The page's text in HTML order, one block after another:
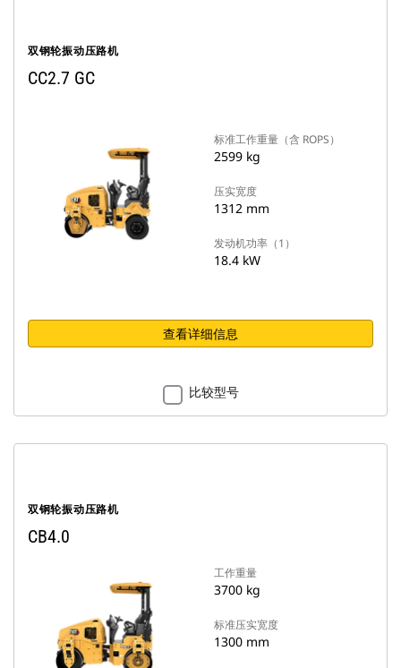
双钢轮振动压路机
CC2.7 GC
标准工作重量（含 ROPS）
2599 kg
压实宽度
1312 mm
发动机功率（1）
18.4 kW
查看详细信息
比较型号
双钢轮振动压路机
CB4.0
工作重量
3700 kg
标准压实宽度
1300 mm